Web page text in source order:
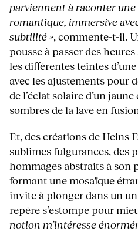
parviennent à raconter
romantique, immersive
subtilité », commente-t-il.
pousse à passer des
les différentes teintes
avec les ajustements pour
de l’éclat solaire d’un
sombres de la lave en
Et, des créations de Heins
sublimes fulgurances, des
hommages abstraits à son
formant une mosaïque
invite à plonger dans un
repère s’estompe pour
notion m’intéresse